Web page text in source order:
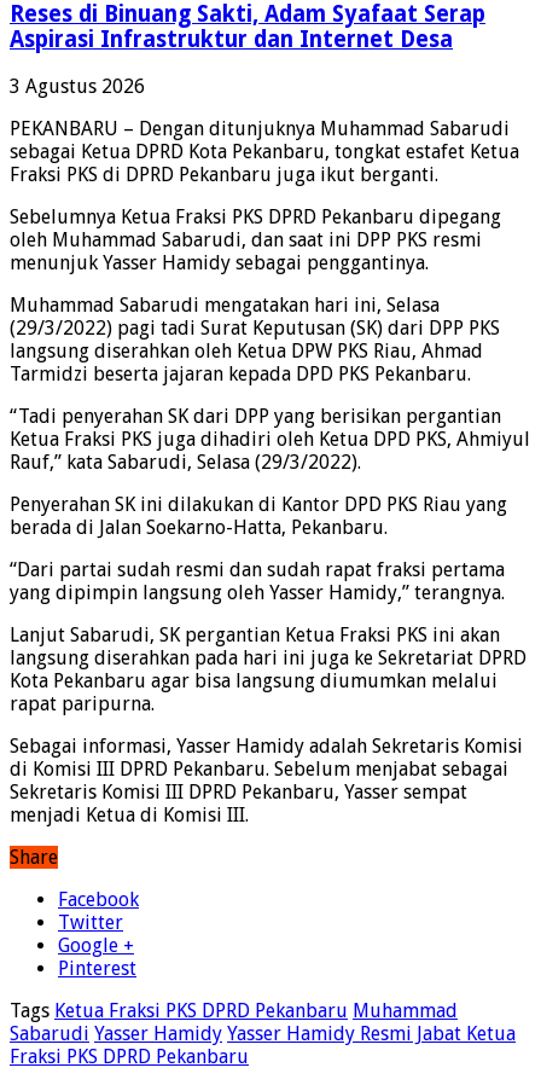
Reses di Binuang Sakti, Adam Syafaat Serap
Aspirasi Infrastruktur dan Internet Desa
3 Agustus 2026
PEKANBARU – Dengan ditunjuknya Muhammad Sabarudi
sebagai Ketua DPRD Kota Pekanbaru, tongkat estafet Ketua
Fraksi PKS di DPRD Pekanbaru juga ikut berganti.
Sebelumnya Ketua Fraksi PKS DPRD Pekanbaru dipegang
oleh Muhammad Sabarudi, dan saat ini DPP PKS resmi
menunjuk Yasser Hamidy sebagai penggantinya.
Muhammad Sabarudi mengatakan hari ini, Selasa
(29/3/2022) pagi tadi Surat Keputusan (SK) dari DPP PKS
langsung diserahkan oleh Ketua DPW PKS Riau, Ahmad
Tarmidzi beserta jajaran kepada DPD PKS Pekanbaru.
“Tadi penyerahan SK dari DPP yang berisikan pergantian
Ketua Fraksi PKS juga dihadiri oleh Ketua DPD PKS, Ahmiyul
Rauf,” kata Sabarudi, Selasa (29/3/2022).
Penyerahan SK ini dilakukan di Kantor DPD PKS Riau yang
berada di Jalan Soekarno-Hatta, Pekanbaru.
“Dari partai sudah resmi dan sudah rapat fraksi pertama
yang dipimpin langsung oleh Yasser Hamidy,” terangnya.
Lanjut Sabarudi, SK pergantian Ketua Fraksi PKS ini akan
langsung diserahkan pada hari ini juga ke Sekretariat DPRD
Kota Pekanbaru agar bisa langsung diumumkan melalui
rapat paripurna.
Sebagai informasi, Yasser Hamidy adalah Sekretaris Komisi
di Komisi III DPRD Pekanbaru. Sebelum menjabat sebagai
Sekretaris Komisi III DPRD Pekanbaru, Yasser sempat
menjadi Ketua di Komisi III.
Share
Facebook
Twitter
Google +
Pinterest
Tags Ketua Fraksi PKS DPRD Pekanbaru Muhammad
Sabarudi Yasser Hamidy Yasser Hamidy Resmi Jabat Ketua
Fraksi PKS DPRD Pekanbaru